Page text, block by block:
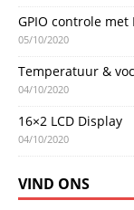
GPIO controle
05/10/2020
Temperatuur &
04/10/2020
16×2 LCD Display
04/10/2020
VIND ONS